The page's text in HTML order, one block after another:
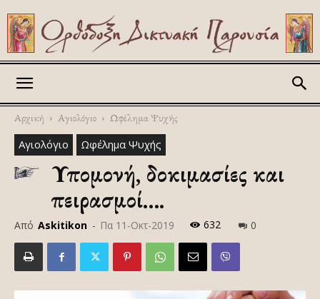
Αρχική Αγιολόγιο Ωφέλημα Ψυχής
Αγιολόγιο Ωφέλημα Ψυχής
Υπομονή, δοκιμασίες και
πειρασμοί….
Από Askitikon - Πα 11-Οκτ-2019 632 0